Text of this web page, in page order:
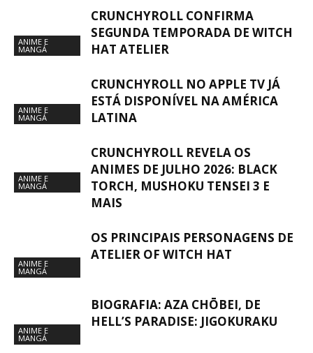
ANIME E
MANGÁ
CRUNCHYROLL CONFIRMA
SEGUNDA TEMPORADA DE WITCH
HAT ATELIER
ANIME E
MANGÁ
CRUNCHYROLL NO APPLE TV JÁ
ESTÁ DISPONÍVEL NA AMÉRICA
LATINA
ANIME E
MANGÁ
CRUNCHYROLL REVELA OS
ANIMES DE JULHO 2026: BLACK
TORCH, MUSHOKU TENSEI 3 E
MAIS
ANIME E
MANGÁ
OS PRINCIPAIS PERSONAGENS DE
ATELIER OF WITCH HAT
ANIME E
MANGÁ
BIOGRAFIA: AZA CHŌBEI, DE
HELL’S PARADISE: JIGOKURAKU